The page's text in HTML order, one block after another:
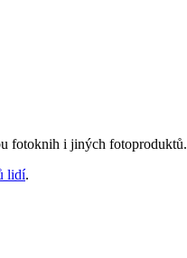
fotoknih i jiných fotoproduktů.
lidí.